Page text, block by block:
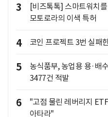
3
[비즈톡톡] 스마트워치
모토로라의 이색 특허
4 코인 프로젝트 3번 실패
5
농식품부, 농업용 용·배
3477건 적발
6
"고점 물린 레버리지
아타라"